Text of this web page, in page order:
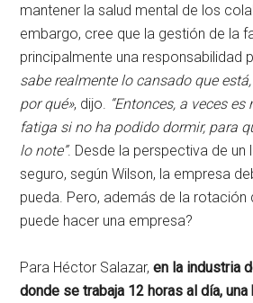
mantener la salud mental de los
embargo, cree que la gestión de la
principalmente una responsabilidad
sabe realmente lo cansado que
por qué», dijo. “Entonces, a veces
fatiga si no ha podido dormir, para
lo note”. Desde la perspectiva de un
seguro, según Wilson, la empresa
pueda. Pero, además de la rotación
puede hacer una empresa?
Para Héctor Salazar,en la industria
donde se trabaja 12 horas al día,